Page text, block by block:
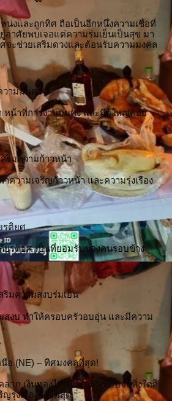
น่งและถูกทิศ ถือเป็นอีกหนึ่งความเชื่อที่
อาศัยพบเจอแต่ความร่มเย็นเป็นสุข มา
จะช่วยเสริมดวงและต้อนรับความมงคล
วามมั่นคง
หน้าที่การงานมั่นคง และมีผู้ใหญ่คอย
ริมความก้าวหน้า
ความเจริญก้าวหน้า และความรุ่งเรือง
รติยศ
ยรติยศ เป็นที่ยอมรับของคนรอบข้าง
มความสงบร่มเย็น
สงบ ทำให้ครอบครัวอบอุ่น และมีความ
อ (NE) – ทิศมงคลที่สุด!
าภ เงินทองไหลมาเทมา หยิบจับสิ่งใดก็
ญรุ่งเรืองถึงขีดสุด